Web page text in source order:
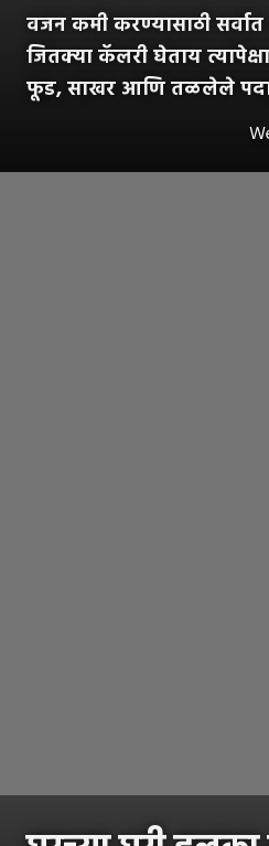
वजन कमी करण्यासाठी सर्वात
जितक्या कॅलरी घेताय
फूड, साखर आणि तळलेले